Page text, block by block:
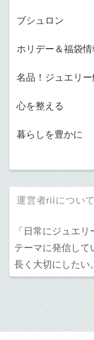
ブシュロン
ホリデー＆福袋情
名品！ジュエリー
心を整える
暮らしを豊かに
運営者riiについて
「日常にジュエ
テーマに発信して
長く大切にしたい